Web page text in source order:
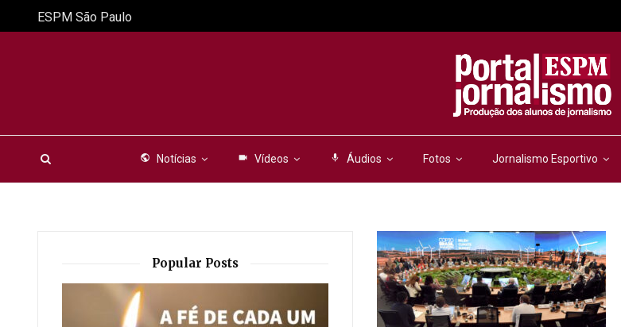
public Notícias videocam Vídeos mic Áudios Fotos Jornalismo Esportivo
ESPM São Paulo
Popular Posts